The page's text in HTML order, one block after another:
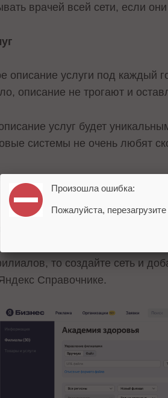
врачей всей сети, если
описание услуги под каждый
описание не трогают и
услуг будет
системы не очень любят
каждый филиал в Яндекс
поддомены – каждая точка
то создайте сеть и
Справочнике.
Произошла ошибка:
Пожалуйста, перезагрузите